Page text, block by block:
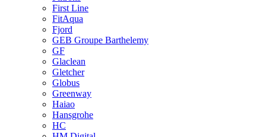
First Line
FitAqua
Fjord
GEB Groupe Barthelemy
GF
Glaclean
Gletcher
Globus
Greenway
Haiao
Hansgrohe
HC